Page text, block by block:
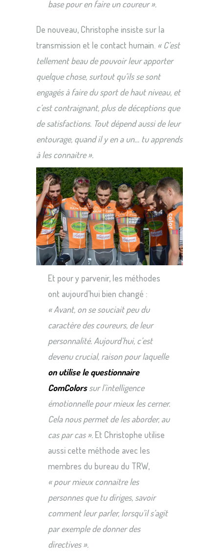
base pour en faire un coureur ».
De nouveau, Christophe insiste sur la
transmission et le contact humain. « C’est
tellement beau de pouvoir leur apporter
quelque chose, surtout qu’ils se sont
engagés à faire du sport de haut niveau, et
c’est contraignant, plus de déceptions que
de satisfactions. Tout dépend aussi de leur
entourage, quand il y en a un… tu apprends
à les connaitre ».
Et pour y parvenir, les méthodes
ont aujourd’hui bien changé :
« Avant, on se souciait peu du
caractère des coureurs, de leur
personnalité. Aujourd’hui, c’est
devenu crucial, raison pour laquelle
on utilise le questionnaire
ComColorssur l’intelligence
émotionnelle pour mieux les cerner.
Cela nous permet de les aborder, au
cas par cas ». Et Christophe utilise
aussi cette méthode avec les
membres du bureau du TRW,
« pour mieux connaitre les
personnes que tu diriges, savoir
comment leur parler, lorsqu’il s’agit
par exemple de donner des
directives ».